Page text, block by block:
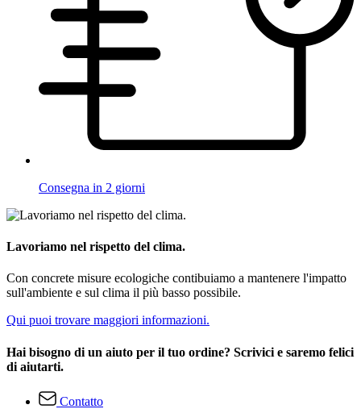
Consegna in 2 giorni
Lavoriamo nel rispetto del clima.
Con concrete misure ecologiche contibuiamo a mantenere l'impatto
sull'ambiente e sul clima il più basso possibile.
Qui puoi trovare maggiori informazioni.
Hai bisogno di un aiuto per il tuo ordine? Scrivici e saremo felici
di aiutarti.
Contatto